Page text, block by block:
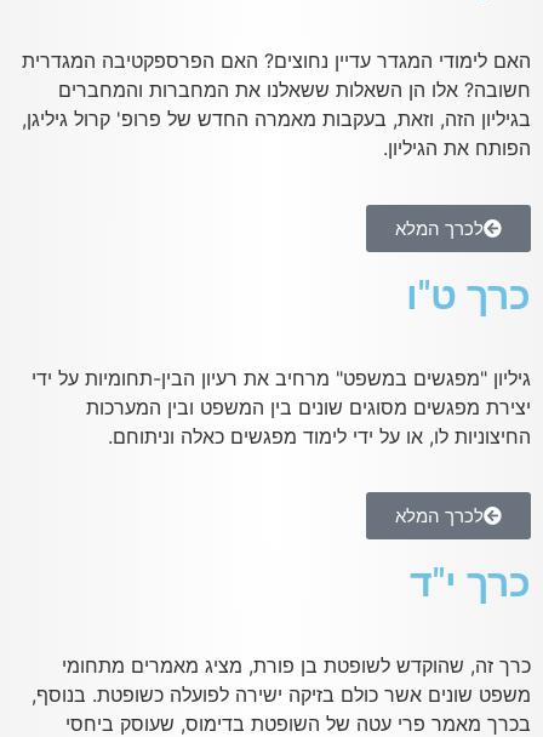
האם לימודי המגדר עדיין נחוצים? האם הפרספקטיבה המגדרית
חשובה? אלו הן השאלות ששאלנו את המחברות והמחברים
בגיליון הזה, וזאת, בעקבות מאמרה החדש של פרופ' קרול גיליגן,
הפותח את הגיליון.
לכרך המלא
כרך ט"ו
גיליון "מפגשים במשפט" מרחיב את רעיון הבין-תחומיות על ידי
יצירת מפגשים מסוגים שונים בין המשפט ובין המערכות
החיצוניות לו, או על ידי לימוד מפגשים כאלה וניתוחם.
לכרך המלא
כרך י"ד
כרך זה, שהוקדש לשופטת בן פורת, מציג מאמרים מתחומי
משפט שונים אשר כולם בזיקה ישירה לפועלה כשופטת. בנוסף,
בכרך מאמר פרי עטה של השופטת בדימוס, שעוסק ביחסי